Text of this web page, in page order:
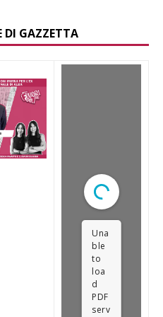
DI GAZZETTA
Una
ble
to
loa
d
PDF
serv